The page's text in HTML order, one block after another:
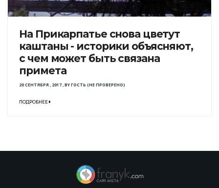
На Прикарпатье снова цветут
каштаны - историки объясняют,
с чем может быть связана
примета
20 СЕНТЯБРЯ , 2017,BYГОСТЬ (НЕ ПРОВЕРЕНО)
ПОДРОБНЕЕ